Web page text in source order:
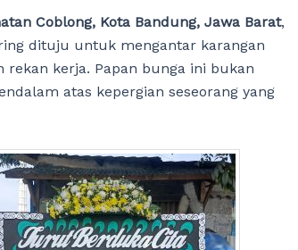
Coblong, Kota Bandung, Jawa Barat,
dituju untuk mengantar karangan
kerja. Papan bunga ini bukan
atas kepergian seseorang yang